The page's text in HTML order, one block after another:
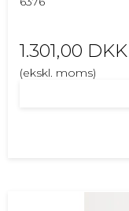
1.301,00 DKK
(ekskl. moms)